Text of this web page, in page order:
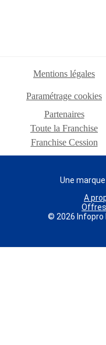
Mentions légales
Paramétrage cookies
Partenaires
Toute la Franchise
Franchise Cession
Une marque
A
© 2026 Infopro